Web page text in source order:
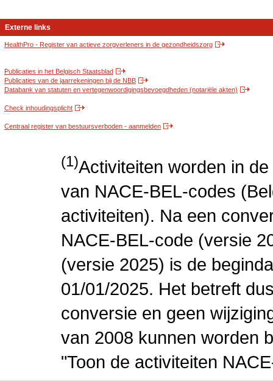
Externe links
HealthPro - Register van actieve zorgverleners in de gezondheidszorg
Publicaties in het Belgisch Staatsblad
Publicaties van de jaarrekeningen bij de NBB
Databank van statuten en vertegenwoordigingsbevoegdheden (notariële akten)
Check inhoudingsplicht
Centraal register van bestuursverboden - aanmelden
(1)Activiteiten worden in
van NACE-BEL-codes
activiteiten). Na een
NACE-BEL-code (versie
(versie 2025) is de
01/01/2025. Het betreft
conversie en geen
van 2008 kunnen worden
"Toon de activiteiten